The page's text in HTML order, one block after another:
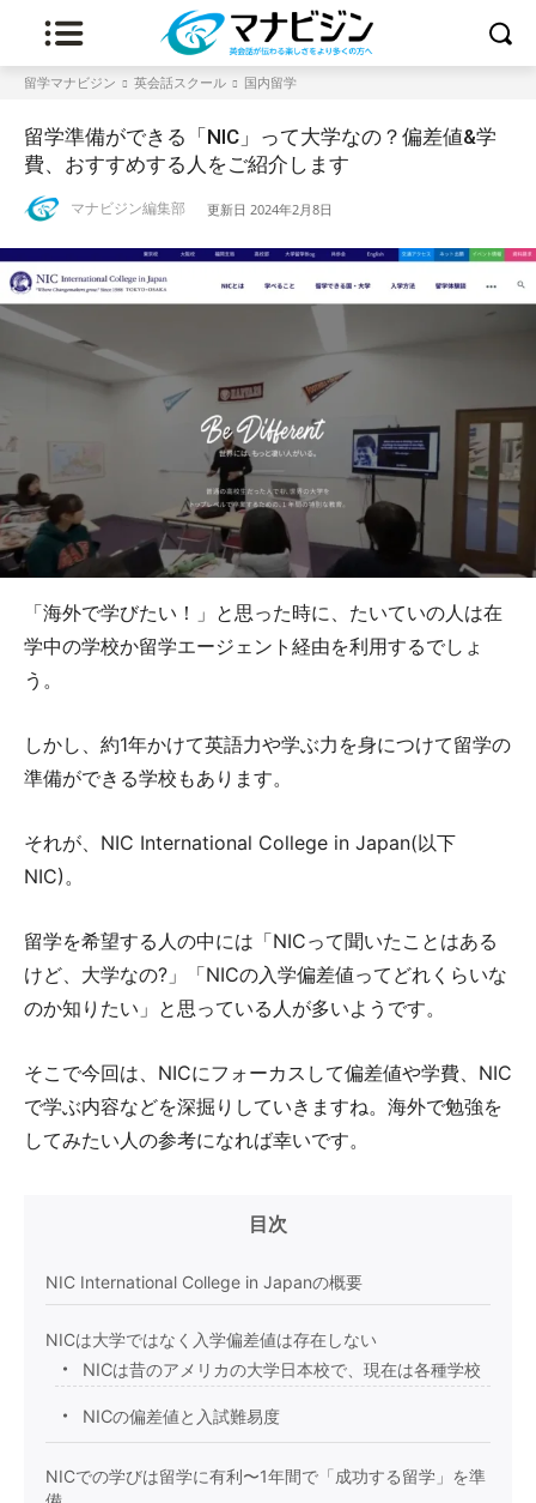
留学マナビジン 英会話スクール 国内留学
留学準備ができる「NIC」って大学なの？偏差値&学
費、おすすめする人をご紹介します
マナビジン編集部 更新日 2024年2月8日
「海外で学びたい！」と思った時に、たいていの人は在
学中の学校か留学エージェント経由を利用するでしょ
う。
しかし、約1年かけて英語力や学ぶ力を身につけて留学の
準備ができる学校もあります。
それが、NIC International College in Japan(以下
NIC)。
留学を希望する人の中には「NICって聞いたことはある
けど、大学なの?」「NICの入学偏差値ってどれくらいな
のか知りたい」と思っている人が多いようです。
そこで今回は、NICにフォーカスして偏差値や学費、NIC
で学ぶ内容などを深掘りしていきますね。海外で勉強を
してみたい人の参考になれば幸いです。
目次
NIC International College in Japanの概要
NICは大学ではなく入学偏差値は存在しない
NICは昔のアメリカの大学日本校で、現在は各種学校
NICの偏差値と入試難易度
NICでの学びは留学に有利〜1年間で「成功する留学」を準